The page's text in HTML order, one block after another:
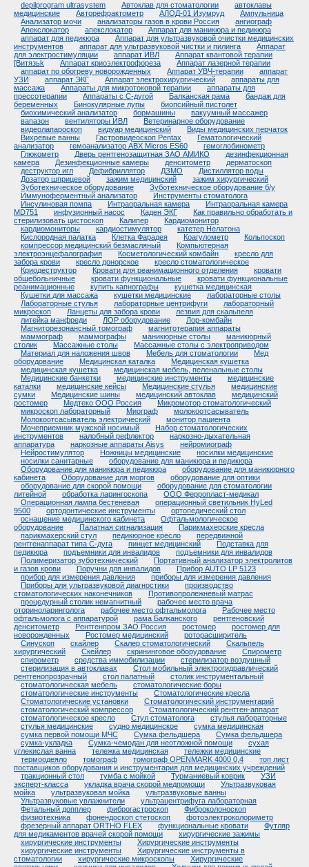
depilprogram ultrasystem Автоклав для стоматологии
автоклавы
медицинские
Авторефрактометр АЛОД-01 Изумруд
Ампульница
Анализатор мочи
анализаторы газов в крови Россия
ангиограф
Апекслокатор
апекслокатор
Аппарат для маникюра и педикюра
аппарат для педикюра
Аппарат для ультразвуковой очистки медицинских
инструментов
аппарат для ультразвуковой чистки и пилинга
Аппарат
для электростимуляции
аппарат ИВЛ
Аппарат квантовой терапии
[Витязьk
Аппарат криоэлектрофореза
Аппарат лазерной терапии
аппарат по обогреву новорожденных
Аппарат УВЧ-терапии
аппарат
УЗИ
аппарат ЭКГ Аппарат электрохирургический
аппараты для
массажа
Аппараты для микротоковой терапии
аппараты для
прессотерапии
Аппараты с С-дугой Балканская рама
бандаж для
беременных
Бинокулярные лупы
биопсийный пистолет
биохимический анализатор
бормашины
вакуумный массажер
вапазон
вентиляторы ИВЛ
Ветеринарное оборудование
видеолапароскоп
видуар медицинский
Виды медицинских перчаток
Вихревые ванны
Гастровидеоскоп Pentax
Гематологический
анализатор
гемоанализатор ABX Micros ES60
гемоглобинометр
Глюкометр
Дверь рентгенозащитная ЗАО АМИКО
дезинфекционная
камера
Дезинфекционные камеры денситометр
дерматоскоп
деструктор игл
Дефибриллятор ДЗМО
Дистиллятор воды
Дозатор шприцевой
зажим медицинский
зажим хирургический
Зуботехническое оборудование
Зуботехническое оборудование б/у
Иммуноферментный анализатор
Инструменты стоматолога
Инсулиновая помпа
Интраоральная камера
Интраоральная камера
MD751
инфузионный насос Каден ЭКГ
Как правильно обработать и
стерилизовать цистоскоп
Калипер
Кардиомонитор
кардиомониторы
кардиостимулятор
катетер Нелатона
Кислородная палатка
Клетка Фарадея Коагулометр
Кольпоскоп
компрессор медицинский безмасляный
Компьютерная
электроэнцефалография
Косметологический комбайн
кресло для
забора крови
кресло донорское
кресло стоматологическое
Криодеструктор
Кровати для реанимационного отделения
кровати
общебольничные
кровати функциональные
кровати функциональные
реанимационные
купить капнографы
кушетка медицинская
Кушетки для массажа
кушетки медицинские
лабораторные столы
Лабораторные стулья
лабораторные центрифуги
лабораторный
микроскоп
Ланцеты для забора крови
лезвия для скальпеля
литейка манфреди
ЛОР оборудование
Лор-комбайн
Магниторезонансный томограф
магнитотерапия аппараты
маммограф
маммографы маникюрные столы
маникюрный
столик
Массажные столы
Массажные столы с электроприводом
Материал для наложения швов
Мебель для стоматологии
Мед
оборудование
Медицинская каталка
Медицинская кушетка
медицинская кушетка
медицинская мебель, пеленальные столы
Медицинские банкетки
медицинские инструменты
медицинские
каталки
медицинские кейсы Медицинские стулья
медицинские
сумки
Медицинские шины медицинский автоклав
медицинский
ростомер
Медтеко ООО Россия
Микромотор стоматологический
микроскоп лабораторный
Миограф
молокоотсасыватель
Молокоотсасыватель электрический
монитор пациента
Мочеприемник мужской носимый
Набор стоматологических
инструментов
налобный рефлектор
наркозно-дыхательная
аппаратура
наркозные аппараты Aisys
нейромиограф
Нейростимулятор
Ножницы медицинские
носилки медицинские
носилки санитарные
оборудование для маникюра и педикюра
Оборудование для маникюра и педикюра
оборудование для маникюрного
кабинета
Оборудование для моргов
оборудование для оптики
оборудование для скорой помощи
оборудование для стоматологии
литейной
обработка ларингоскопа
ООО Ферропласт-медикал
Операционная лампа бестеневая
операционный светильник HyLed
9500
ортодонтические инструменты
ортопедический стол
оснащение медицинского кабинета
Офтальмологическое
оборудование
Палатная сигнализация
Парикмахерские кресла
парикмахерский стул
педикюрное кресло
передвижной
рентгенаппарат типа С-дуга
пинцет медицинский
Подставка для
педикюра
подъемники для инвалидов
подъемники для инвалидов
Полимеризатор зуботехнический
Портативный анализатор электролитов
и газов крови
Поручни для инвалидов
Прибор AUTO LP 5123
прибор для измерения давления
приборы для измерения давления
Приборы для ультразвуковой диагностики
производство
стоматологических наконечников
Противопролежневый матрас
процедурный столик немагнитный
рабочее место врача
оториноларинголога
рабочее место офтальмолога
Рабочее место
офтальмолога с аппаратурой
рама Балканского
рентгеновский
денситометр
Рентгенпром ЗАО Россия ростомер
ростомер для
новорожденных
Ростомер медицинский
роторасширитель
Синускоп
скайлер Скалер стоматологический
Скальпель
хирургический
Скейлер скрининговое оборудование
Спирометр
спирометр
средства иммобилизации
стерилизатор воздушный
стерилизация в автоклавах
Стол мобильный электрогидравлический
рентгенопрозрачный
стол палатный
столик инструментальный
стоматологическая мебель
стоматологические боры
стоматологические инструменты
Стоматологические кресла
Стоматологические установки
Стоматологический инструментарий
стоматологический компрессор
Стоматологический рентген-аппарат
стоматологическое кресло
Стул стоматолога
стулья лабораторные
стулья медицинские
судно медицинское
сумка медицинская
сумка первой помощи МЧС
Сумка фельдшера
Сумка фельдшера
сумка-укладка
Сумка-чемодан для неотложной помощи
сухая
углекислая ванна
тележка медицинская
тележки медицинские
термоодеяло
томограф томограф OPENMARK 4000 0,4
топ лист
поставщиков оборудования и инструментария для медицинских учреждений
тракционный стол
тумба с мойкой Турманиевый коврик
УЗИ
эксперт-класса
укладка врача скорой медпомощи
Ультразвуковая
мойка
ультразвуковая мойка
ультразвуковые ванны
Ультразвуковые увлажнители
ультрацентрифуга лабораторная
Фетальный допплер
фиброгастроскоп
Фиброколоноскоп
физиотехника
фонендоскоп стетоскоп
фотоэлектроколориметр
фрезерный аппарат ORTHO FLEX
функциональные кровати
Футляр
для медикаментов врачей скорой помощи
хирургические зажимы
хирургические инструменты
Хирургические инструменты
хирургические инструменты
Хирургические инструменты в
стоматологии
хирургические микроскопы
Хирургические